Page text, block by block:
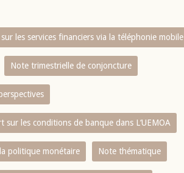
les services financiers via la téléphonie mobile
Note trimestrielle de conjoncture
sur les conditions de banque dans L‘UEMOA
politique monétaire Note thématique